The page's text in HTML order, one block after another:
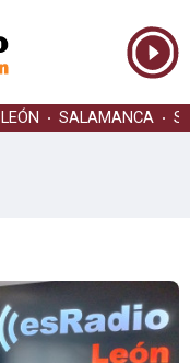
LEÓN SALAMANCA